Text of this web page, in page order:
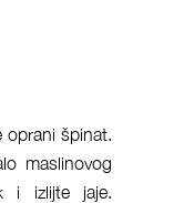
oprani špinat.
maslinovog
i izlijte jaje.